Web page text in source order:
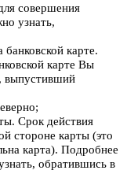
совершения
узнать,
карте.
карте Вы
выпустивший
Срок действия
стороне карты (это
карта). Подробнее
обратившись в